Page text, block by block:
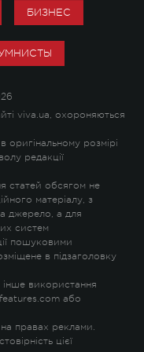
БИЗНЕС
viva.ua, охороняються
оригінальному розмірі
редакції
статей обсягом не
матеріалу, з
джерело, а для
систем
пошуковими
в підзаголовку
інше використання
або
на правах реклами.
цієї